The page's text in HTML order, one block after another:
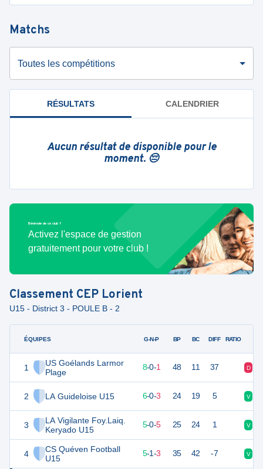
Matchs
Toutes les compétitions
RÉSULTATS CALENDRIER
Aucun résultat de disponible pour le
moment. 😔
Bénévole de ce club ?
Activez l'espace de gestion
gratuitement pour votre club !
Classement CEP Lorient
U15 - District 3 - POULE B - 2
ÉQUIPES
1
US Goélands Larmor
Plage
2 LA Guideloise U15
3
LA Vigilante Foy.Laiq.
Keryado U15
4
CS Quéven Football
U15
G-N-P BP BC DIFF RATIO
24 8-0-1 48 11 37 D
16 6-0-3 24 19 5 V
15 10 5-0-5 25 24 1 V
15 5-1-3 35 42 -7 V